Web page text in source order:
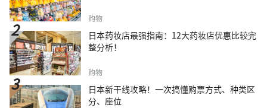
购物
日本药妆店最强指南：12大药妆店优惠比较完
整分析！
购物
日本新干线攻略！一次搞懂购票方式、种类区
分、座位